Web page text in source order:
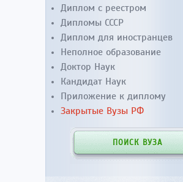
Диплом с реестром
Дипломы СССР
Диплом для иностранцев
Неполное образование
Доктор Наук
Кандидат Наук
Приложение к диплому
Закрытые Вузы РФ
ПОИСК ВУЗА